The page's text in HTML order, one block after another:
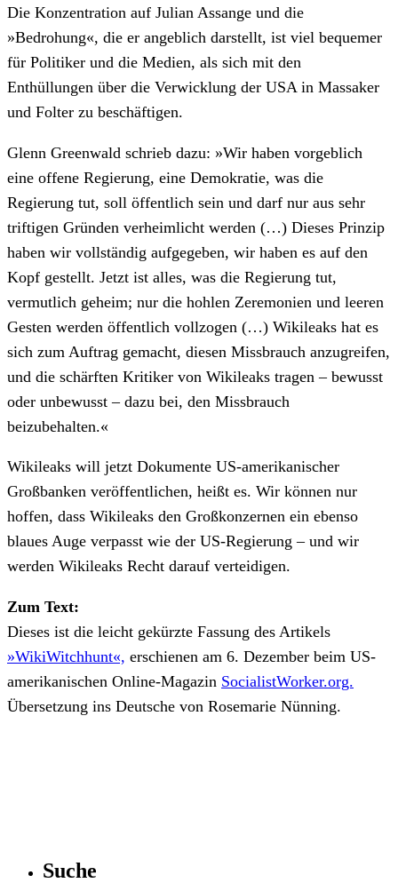
Die Konzentration auf Julian Assange und die
»Bedrohung«, die er angeblich darstellt, ist viel bequemer
für Politiker und die Medien, als sich mit den
Enthüllungen über die Verwicklung der USA in Massaker
und Folter zu beschäftigen.
Glenn Greenwald schrieb dazu: »Wir haben vorgeblich
eine offene Regierung, eine Demokratie, was die
Regierung tut, soll öffentlich sein und darf nur aus sehr
triftigen Gründen verheimlicht werden (…) Dieses Prinzip
haben wir vollständig aufgegeben, wir haben es auf den
Kopf gestellt. Jetzt ist alles, was die Regierung tut,
vermutlich geheim; nur die hohlen Zeremonien und leeren
Gesten werden öffentlich vollzogen (…) Wikileaks hat es
sich zum Auftrag gemacht, diesen Missbrauch anzugreifen,
und die schärften Kritiker von Wikileaks tragen – bewusst
oder unbewusst – dazu bei, den Missbrauch
beizubehalten.«
Wikileaks will jetzt Dokumente US-amerikanischer
Großbanken veröffentlichen, heißt es. Wir können nur
hoffen, dass Wikileaks den Großkonzernen ein ebenso
blaues Auge verpasst wie der US-Regierung – und wir
werden Wikileaks Recht darauf verteidigen.
Zum Text:
Dieses ist die leicht gekürzte Fassung des Artikels
»WikiWitchhunt«, erschienen am 6. Dezember beim US-
amerikanischen Online-Magazin SocialistWorker.org.
Übersetzung ins Deutsche von Rosemarie Nünning.
Suche